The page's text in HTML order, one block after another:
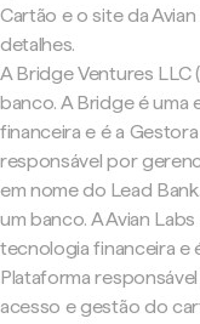
Cartão e o site da
detalhes.
A Bridge Ventures LLC
banco. A Bridge é uma
financeira e é a
responsável por
em nome do Lead
um banco. A Avian
tecnologia financeira e
Plataforma
acesso e gestão do